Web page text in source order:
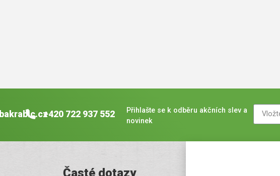
+420 722 937 552
Přihlašte se k odběru akčních slev a
novinek
Časté dotazy